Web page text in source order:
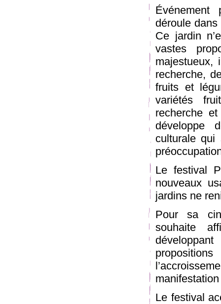
Événement
déroule
Ce jardin
vastes
majestueux,
recherche,
fruits et
variétés
recherche
développe
culturale qui
Le festival
nouveaux
jardins ne
Pour sa
souhaite
Le festival